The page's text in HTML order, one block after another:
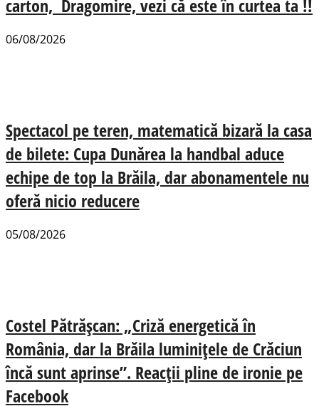
carton, Dragomire, vezi că este în curtea ta !!
06/08/2026
Spectacol pe teren, matematică bizară la casa
de bilete: Cupa Dunărea la handbal aduce
echipe de top la Brăila, dar abonamentele nu
oferă nicio reducere
05/08/2026
Costel Pătrășcan: „Criză energetică în
România, dar la Brăila luminițele de Crăciun
încă sunt aprinse”. Reacții pline de ironie pe
Facebook